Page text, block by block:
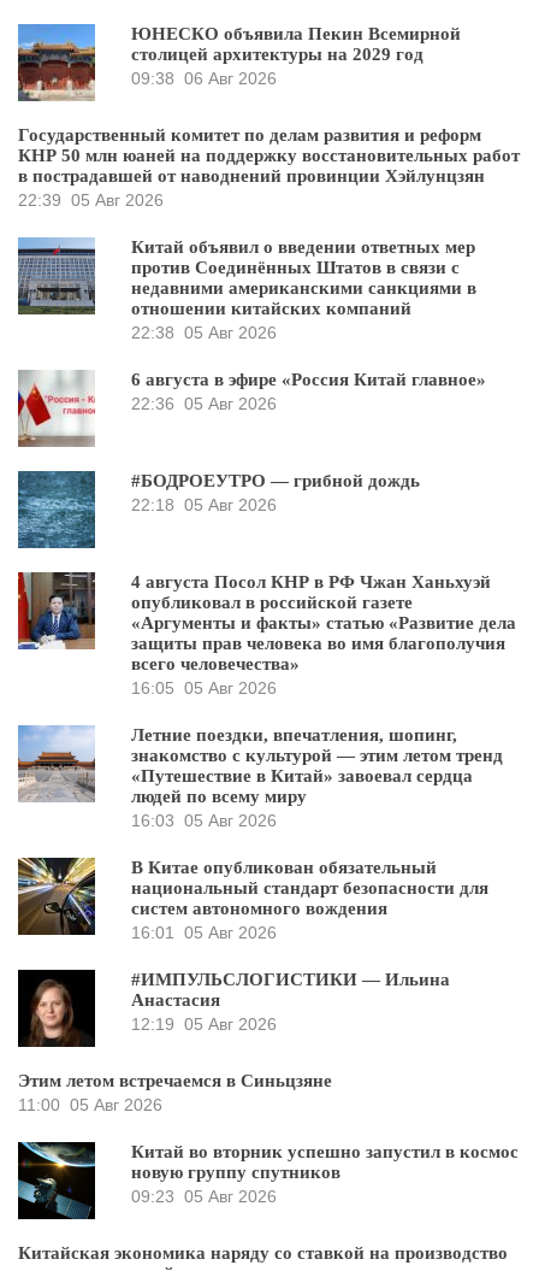
ЮНЕСКО объявила Пекин Всемирной
столицей архитектуры на 2029 год
09:38 06 Авг 2026
Государственный комитет по делам развития и реформ
КНР 50 млн юаней на поддержку восстановительных работ
в пострадавшей от наводнений провинции Хэйлунцзян
22:39 05 Авг 2026
Китай объявил о введении ответных мер
против Соединённых Штатов в связи с
недавними американскими санкциями в
отношении китайских компаний
22:38 05 Авг 2026
6 августа в эфире «Россия Китай главное»
22:36 05 Авг 2026
#БОДРОЕУТРО — грибной дождь
22:18 05 Авг 2026
4 августа Посол КНР в РФ Чжан Ханьхуэй
опубликовал в российской газете
«Аргументы и факты» статью «Развитие дела
защиты прав человека во имя благополучия
всего человечества»
16:05 05 Авг 2026
Летние поездки, впечатления, шопинг,
знакомство с культурой — этим летом тренд
«Путешествие в Китай» завоевал сердца
людей по всему миру
16:03 05 Авг 2026
В Китае опубликован обязательный
национальный стандарт безопасности для
систем автономного вождения
16:01
05 Авг 2026
#ИМПУЛЬСЛОГИСТИКИ — Ильина
Анастасия
12:19 05 Авг 2026
Этим летом встречаемся в Синьцзяне
11:00 05 Авг 2026
Китай во вторник успешно запустил в космос
новую группу спутников
09:23 05 Авг 2026
Китайская экономика наряду со ставкой на производство